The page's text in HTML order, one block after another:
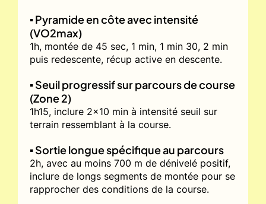
▪️ Pyramide en côte avec intensité
(VO2max)
1h, montée de 45 sec, 1 min, 1 min 30, 2 min
puis redescente, récup active en descente.
▪️ Seuil progressif sur parcours de course
(Zone 2)
1h15, inclure 2x10 min à intensité seuil sur
terrain ressemblant à la course.
▪️ Sortie longue spécifique au parcours
2h, avec au moins 700 m de dénivelé positif,
inclure de longs segments de montée pour se
rapprocher des conditions de la course.